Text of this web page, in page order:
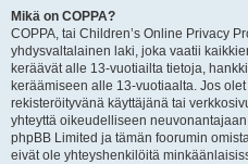
Mikä on COPPA?
COPPA, tai Children’s Online Privacy
yhdysvaltalainen laki, joka vaatii
keräävät alle 13-vuotiailta tietoja,
keräämiseen alle 13-vuotiaalta. Jos
rekisteröityvänä käyttäjänä tai
yhteyttä oikeudelliseen
phpBB Limited ja tämän foorumin
eivät ole yhteyshenkilöitä